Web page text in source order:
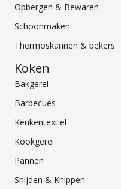
Opbergen & Bewaren
Schoonmaken
Thermoskannen & bekers
Koken
Bakgerei
Barbecues
Keukentextiel
Kookgerei
Pannen
Snijden & Knippen